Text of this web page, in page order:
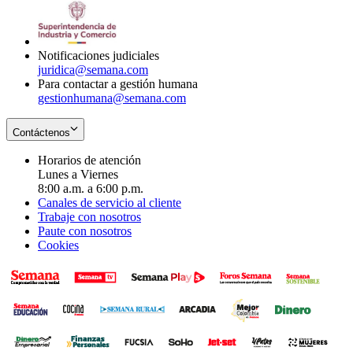
Notificaciones judiciales
juridica@semana.com
Para contactar a gestión humana
gestionhumana@semana.com
Contáctenos
Horarios de atención
Lunes a Viernes
8:00 a.m. a 6:00 p.m.
Canales de servicio al cliente
Trabaje con nosotros
Paute con nosotros
Cookies